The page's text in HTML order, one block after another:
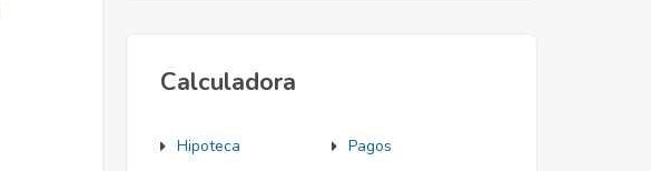
Calculadora
Hipoteca Pagos